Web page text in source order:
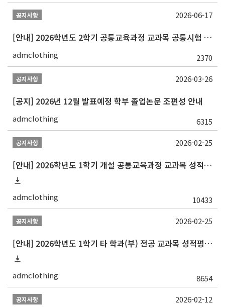
공지사항
[안내] 2026학년도 2학기 공통교육과정 교과목 공통시험 일정 알림
admclothing 2370
2026-06-17
공지사항
[공지] 2026년 12월 발표예정 학부 졸업논문 조편성 안내
admclothing 6315
2026-03-26
공지사항
[안내] 2026학년도 1학기 개설 공통교육과정 교과목 성적평가방법 변경 안내
admclothing 10433
2026-02-25
공지사항
[안내] 2026학년도 1학기 타 학과(부) 전공 교과목 성적평가방법 선택제 신청 안내
admclothing 8654
2026-02-25
공지사항 2026-02-12